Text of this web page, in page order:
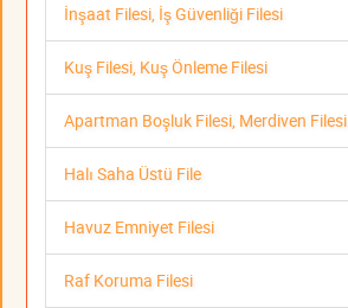
İnşaat Filesi, İş Güvenliği Filesi
Kuş Filesi, Kuş Önleme Filesi
Apartman Boşluk Filesi, Merdiven Filesi
Halı Saha Üstü File
Havuz Emniyet Filesi
Raf Koruma Filesi